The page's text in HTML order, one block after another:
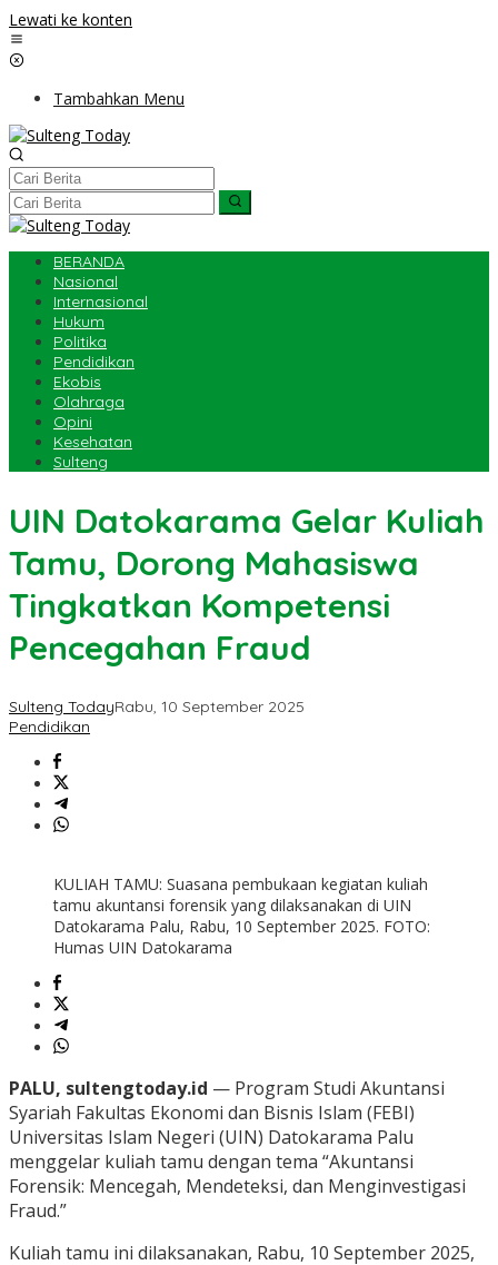
Lewati ke konten
Tambahkan Menu
BERANDA
Nasional
Internasional
Hukum
Politika
Pendidikan
Ekobis
Olahraga
Opini
Kesehatan
Sulteng
UIN Datokarama Gelar Kuliah
Tamu, Dorong Mahasiswa
Tingkatkan Kompetensi
Pencegahan Fraud
Sulteng TodayRabu, 10 September 2025
Pendidikan
KULIAH TAMU: Suasana pembukaan kegiatan kuliah
tamu akuntansi forensik yang dilaksanakan di UIN
Datokarama Palu, Rabu, 10 September 2025. FOTO:
Humas UIN Datokarama
PALU, sultengtoday.id — Program Studi Akuntansi
Syariah Fakultas Ekonomi dan Bisnis Islam (FEBI)
Universitas Islam Negeri (UIN) Datokarama Palu
menggelar kuliah tamu dengan tema “Akuntansi
Forensik: Mencegah, Mendeteksi, dan Menginvestigasi
Fraud.”
Kuliah tamu ini dilaksanakan, Rabu, 10 September 2025,